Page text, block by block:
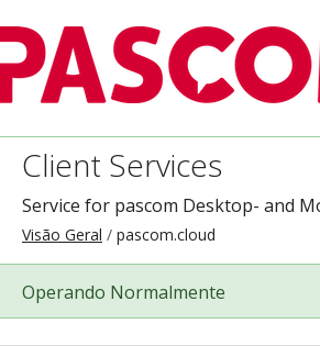
Client Services
Service for pascom Desktop- and
Visão Geral pascom.cloud
Operando Normalmente